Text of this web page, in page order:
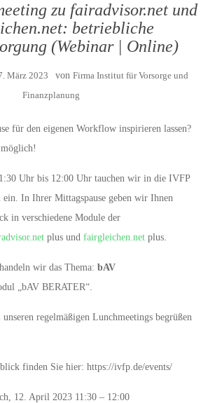
zu fairadvisor.net und
betriebliche
(Webinar | Online)
März 2023 von Firma Institut für Vorsorge und
Finanzplanung
für den eigenen Workflow inspirieren lassen?
Uhr bis 12:00 Uhr tauchen wir in die IVFP
ein. In Ihrer Mittagspause geben wir Ihnen
in verschiedene Module der
plus und fairgleichen.net plus.
wir das Thema: bAV
„bAV BERATER“.
regelmäßigen Lunchmeetings begrüßen
finden Sie hier: https://ivfp.de/events/
12. April 2023 11:30 – 12:00